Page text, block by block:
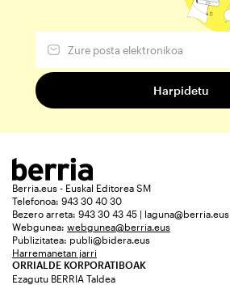
Berria.eus - Euskal Editorea SM
Telefonoa: 943 30 40 30
Bezero arreta: 943 30 43 45 | laguna@berria.eus
Webgunea: webgunea@berria.eus
Publizitatea: publi@bidera.eus
Harremanetan jarri
ORRIALDE KORPORATIBOAK
Ezagutu BERRIA Taldea